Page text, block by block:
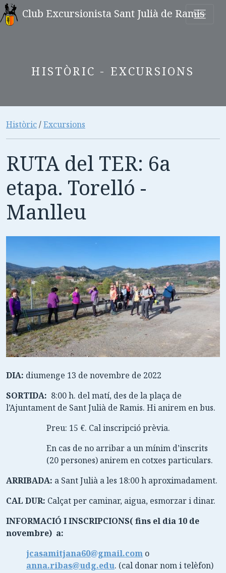
Club Excursionista Sant Julià de Ramis
HISTÒRIC - EXCURSIONS
Històric/Excursions
RUTA del TER: 6a
etapa. Torelló -
Manlleu
DIA: diumenge 13 de novembre de 2022
SORTIDA: 8:00 h. del matí, des de la plaça de
l’Ajuntament de Sant Julià de Ramis. Hi anirem en bus.
Preu: 15 €. Cal inscripció prèvia.
En cas de no arribar a un mínim d’inscrits
(20 persones) anirem en cotxes particulars.
ARRIBADA: a Sant Julià a les 18:00 h aproximadament.
CAL DUR: Calçat per caminar, aigua, esmorzar i dinar.
INFORMACIÓ I INSCRIPCIONS( fins el dia 10 de
novembre) a:
jcasamitjana60@gmail.com o
anna.ribas@udg.edu. (cal donar nom i telèfon)